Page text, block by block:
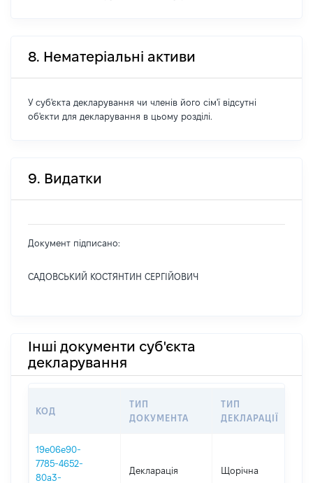
8. Нематеріальні активи
У суб'єкта декларування чи членів його сім'ї відсутні
об'єкти для декларування в цьому розділі.
9. Видатки
Документ підписано:
САДОВСЬКИЙ КОСТЯНТИН СЕРГІЙОВИЧ
Інші документи суб'єкта
декларування
КОД
ТИП
ДОКУМЕНТА
ТИП
ДЕКЛАРАЦІЇ
19e06e90-
7785-4652-
80a3-
Декларація Щорічна